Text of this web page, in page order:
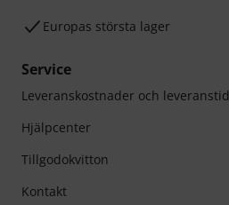
Europas största lager
Service
Leveranskostnader och leveranstid
Hjälpcenter
Tillgodokvitton
Kontakt